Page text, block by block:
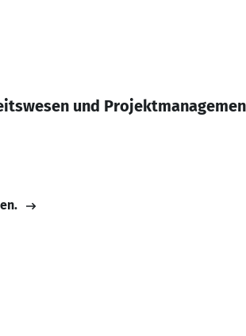
und